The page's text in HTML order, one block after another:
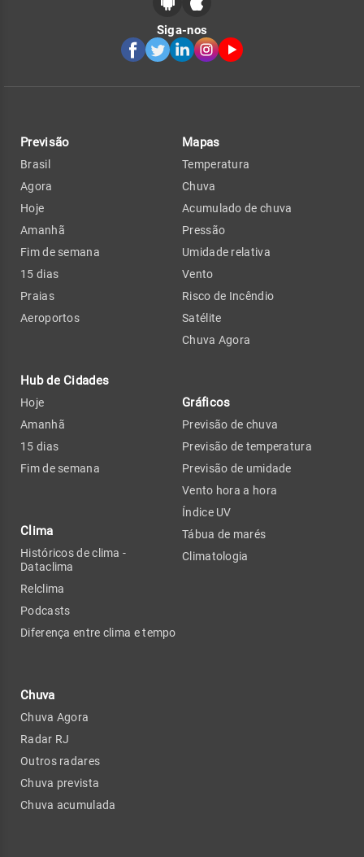
Siga-nos
Previsão
Brasil
Agora
Hoje
Amanhã
Fim de semana
15 dias
Praias
Aeroportos
Hub de Cidades
Hoje
Amanhã
15 dias
Fim de semana
Clima
Históricos de clima -
Dataclima
Relclima
Podcasts
Diferença entre clima e tempo
Chuva
Chuva Agora
Radar RJ
Outros radares
Chuva prevista
Chuva acumulada
Mapas
Temperatura
Chuva
Acumulado de chuva
Pressão
Umidade relativa
Vento
Risco de Incêndio
Satélite
Chuva Agora
Gráficos
Previsão de chuva
Previsão de temperatura
Previsão de umidade
Vento hora a hora
Índice UV
Tábua de marés
Climatologia